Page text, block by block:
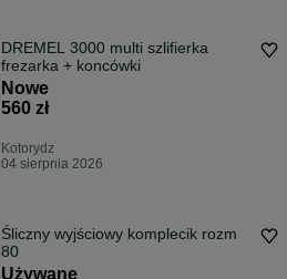
DREMEL 3000 multi szlifierka
frezarka + koncówki
Nowe
560 zł
Kotorydz
04 sierpnia 2026
Śliczny wyjściowy komplecik rozm
80
Używane